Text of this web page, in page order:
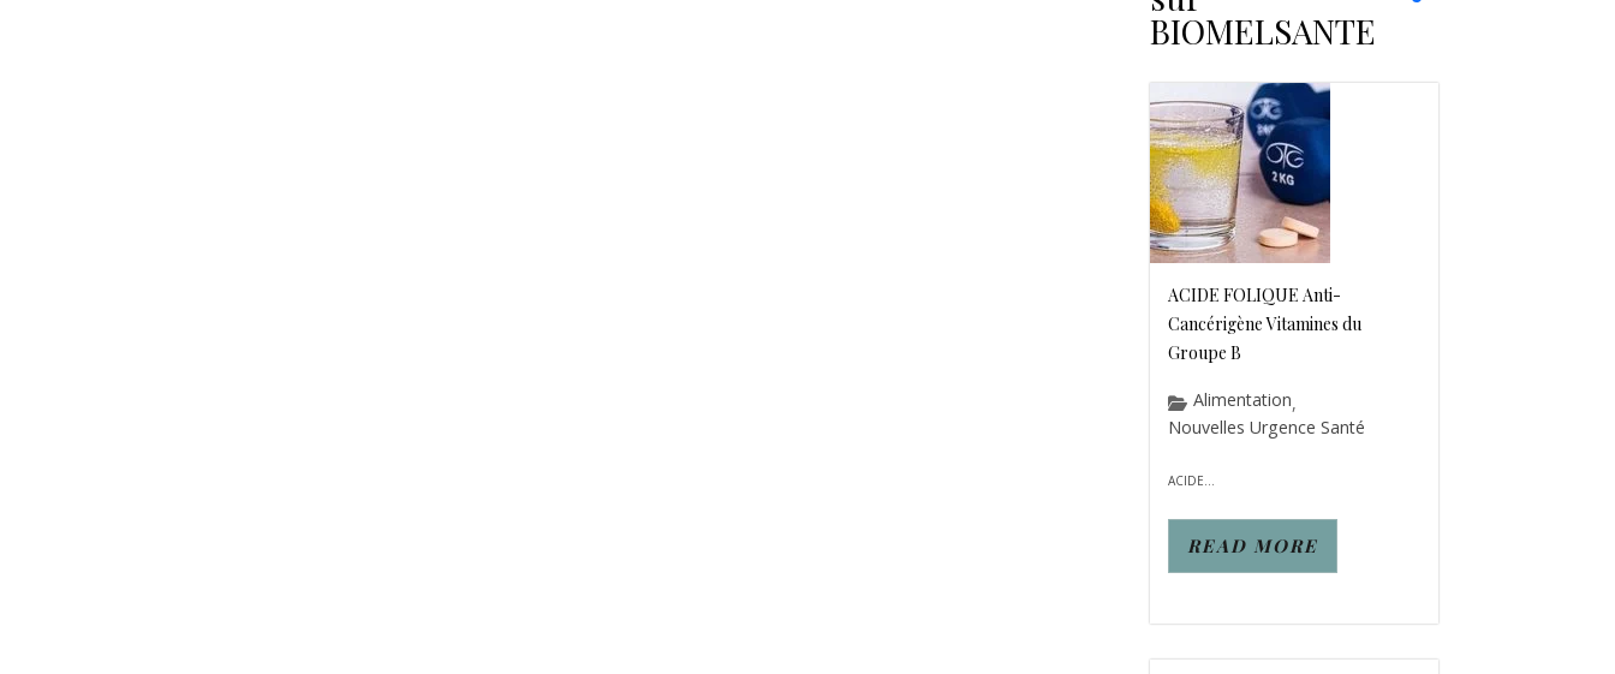
BIOMELSANTE
ACIDE FOLIQUE Anti-
Cancérigène Vitamines du
Groupe B
Alimentation,
Nouvelles Urgence Santé
ACIDE...
READ MORE